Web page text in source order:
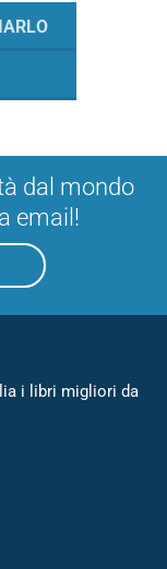
dal mondo
email!
i libri migliori da